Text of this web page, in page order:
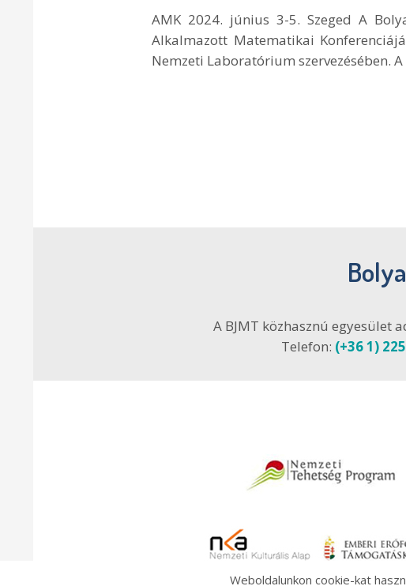
AMK 2024. június 3-5. Szeged A
Alkalmazott Matematikai
Nemzeti Laboratórium szervezésében.
A BJMT közhasznú egyesület
Telefon: (+36 1)
Weboldalunkon cookie-kat